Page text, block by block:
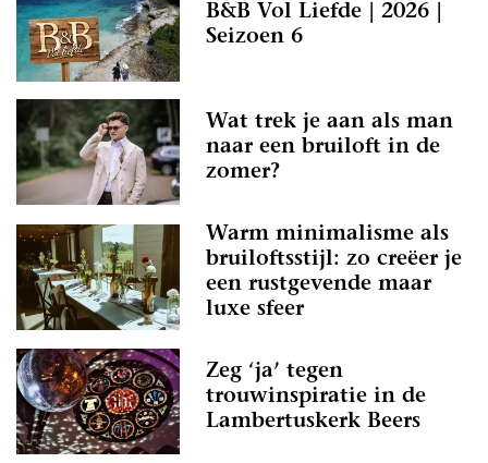
B&B Vol Liefde | 2026 |
Seizoen 6
Wat trek je aan als man
naar een bruiloft in de
zomer?
Warm minimalisme als
bruiloftsstijl: zo creëer je
een rustgevende maar
luxe sfeer
Zeg ‘ja’ tegen
trouwinspiratie in de
Lambertuskerk Beers